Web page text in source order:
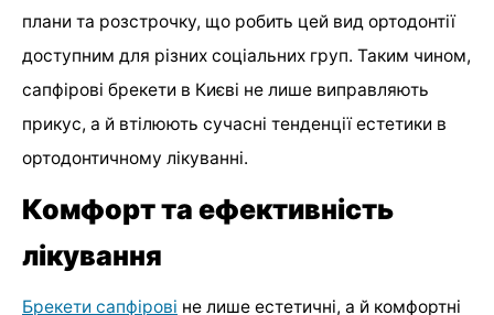
плани та розстрочку, що робить цей вид ортодонтії
доступним для різних соціальних груп. Таким чином,
сапфірові брекети в Києві не лише виправляють
прикус, а й втілюють сучасні тенденції естетики в
ортодонтичному лікуванні.
Комфорт та ефективність
лікування
Брекети сапфірові не лише естетичні, а й комфортні